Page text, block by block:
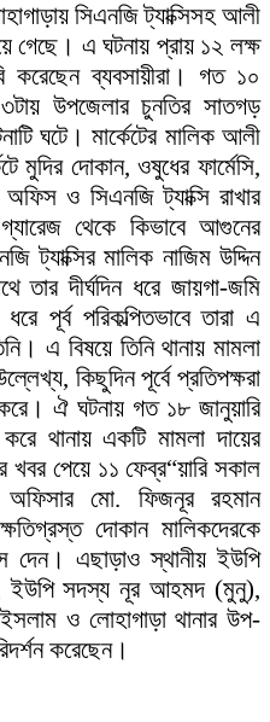
সিএনজি ট্যাক্সিসহ আলী
গেছে। এ ঘটনায় প্রায় ১২ লক্ষ
করেছেন ব্যবসায়ীরা। গত ১০
৩টায় উপজেলার চুনতির সাতগড়
ঘটে। মার্কেটের মালিক আলী
মুদির দোকান, ওষুধের ফার্মেসি,
ও সিএনজি ট্যাক্সি রাখার
থেকে কিভাবে আগুনের
ট্যাক্সির মালিক নাজিম উদ্দিন
তার দীর্ঘদিন ধরে জায়গা-জমি
পূর্ব পরিকল্পিতভাবে তারা এ
এ বিষয়ে তিনি থানায় মামলা
কিছুদিন পূর্বে প্রতিপক্ষরা
ঐ ঘটনায় গত ১৮ জানুয়ারি
থানায় একটি মামলা দায়ের
পেয়ে ১১ ফেব্র“য়ারি সকাল
অফিসার মো. ফিজনূর রহমান
দোকান মালিকদেরকে
দেন। এছাড়াও স্থানীয় ইউপি
ইউপি সদস্য নূর আহমদ (মুনু),
ও লোহাগাড়া থানার উপ-
করেছেন।